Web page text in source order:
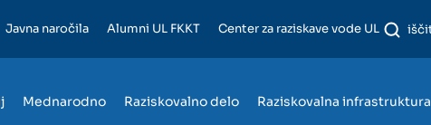
Javna naročila Alumni UL FKKT Center za raziskave vode UL
Mednarodno Raziskovalno delo Raziskovalna infrastruktura